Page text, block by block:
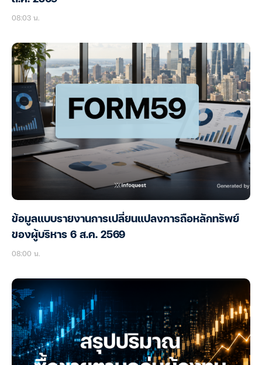
08:03 น.
ข้อมูลแบบรายงานการเปลี่ยนแปลงการถือหลักทรัพย์
ของผู้บริหาร 6 ส.ค. 2569
08:00 น.